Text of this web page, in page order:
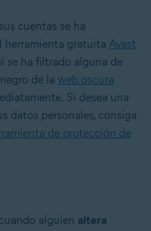
cuentas se ha
herramienta gratuita Avast
se ha filtrado alguna de
de la web oscura
Si desea una
datos personales, consiga
de protección de
alguien altera